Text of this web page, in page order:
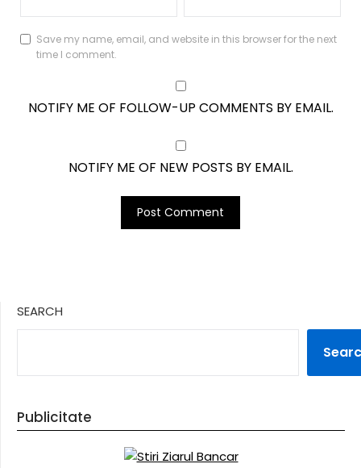
Save my name, email, and website in this browser for the next
time I comment.
NOTIFY ME OF FOLLOW-UP COMMENTS BY EMAIL.
NOTIFY ME OF NEW POSTS BY EMAIL.
SEARCH
Publicitate